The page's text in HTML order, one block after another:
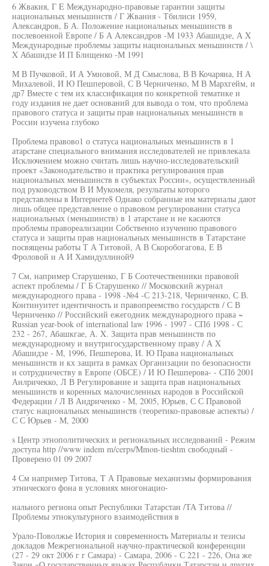
6 Жвакия, Г E Международно-правовые гарантии защиты
национальных меньшинств / Г Жвания - Тбилиси 1959,
Александров, Б А. Положение национальных меньшинств в
послевоенной Европе / Б А Александров -М 1933 Абашидзе, А X
Международные проблемы защиты национальных меньшинств / \
X Абашидзе И П Блищенко -М 1991
М В Пучковой, И А Умновой, М Д Смыслова, В В Кочаряна, Н А
Михалевой, И Ю Пешперовой, С В Черниченко, М В Мархгейм, и
др7 Вместе с тем их классификация по конкретной тематике и
году издания не дает оснований для вывода о том, что проблема
правового статуса и защиты прав национальных меньшинств в
России изучена глубоко
Проблема правово1 о статуса национальных меньшинств в 1
атарстане специального внимания исследователей не привлекала
Исключением можно считать лишь научно-исследовательский
проект «Законодательство и практика регулирования прав
национальных меньшинств в субъектах России», осуществленный
под руководством В И Мукомеля, результаты которого
представлены в Интернете8 Однако собранные им материалы дают
лишь общее представление о правовом регулировании статуса
национальных (меньшинств) в 1 атарстане и не касаются
проблемы правореализации Собственно изучению правового
статуса и защиты прав национальных меньшинств в Татарстане
посвящены работы Т А Титовой, А В Скоробогагова, Е В
Фроловой и А И Хамидуллиной9
7 См, например Старушенко, Г Б Соотечественники правовой
аспект проблемы / Г Б Старушенко // Московский журнал
международного права - 1998 -№4 -С 213-218, Черниченко, С В.
Континуитет идентичность и правопреемство государств / С В
Черниченко // Российский ежегодник международного права ~
Russian year-book of international law 1996 - 1997 - СПб 1998 - С
232 - 267, Абашкгае, А. X. Защита прав меньшинств по
международному и внутригосударственному праву / А X
Абашидзе - М, 1996, Пешперова, И. Ю Права национальных
меньшинств и кх защита в рамках Организации по безопасности
и сотрудничеству в Европе (ОБСЕ) / И Ю Пешперова- - СПб 2001
Анлричекко, Л В Регулирование и защита прав национальных
меньшинств и коренных малочисленных народов в Российской
Федерации / Л В Андриченко - М, 2005, Юрьев, С С Правовой
статус национальных меньшинств (теоретико-правовые аспекты) /
С С Юрьев - М, 2000
s Центр этнополитических и региональных исследований - Режим
доступа http //www indem m/cerps/Mmon-tieshtm свободный -
Проверено 01 09 2007
4 См например Титова, T А Правовые механизмы формирования
этнического фона в условиях многонацио-
нального региона опыт Республики Татарстан /ТА Титова //
Проблемы этнокультурного взаимодействия в
Урало-Поволжье История и современность Материалы и тезисы
докладов Межрегиональной научно-практической конференции
(27 - 29 окт 2006 г г Самара) - Самара, 2006 - С 221 - 226, Она же